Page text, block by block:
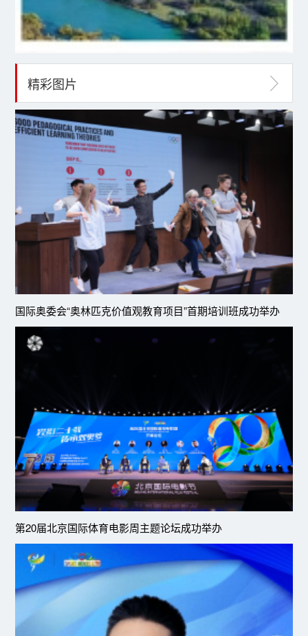
精彩图片
国际奥委会“奥林匹克价值观教育项目”首期培训班成功举办
第20届北京国际体育电影周主题论坛成功举办